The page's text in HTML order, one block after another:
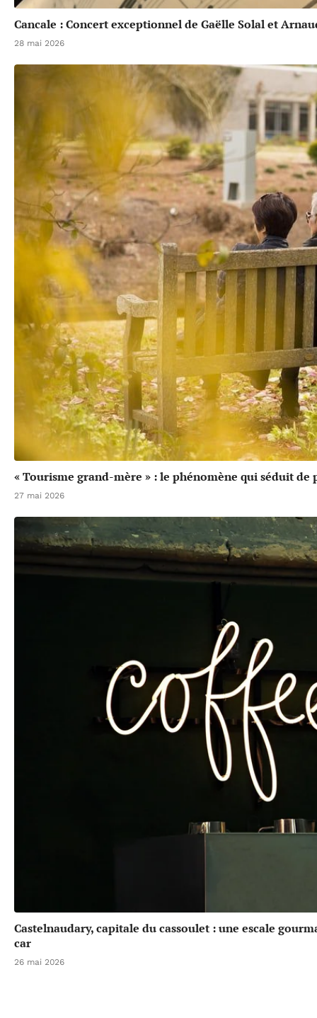
Cancale : Concert exceptionnel de Gaëlle Solal et
28 mai 2026
« Tourisme grand-mère » : le phénomène qui séduit de
27 mai 2026
Castelnaudary, capitale du cassoulet : une escale
car
26 mai 2026